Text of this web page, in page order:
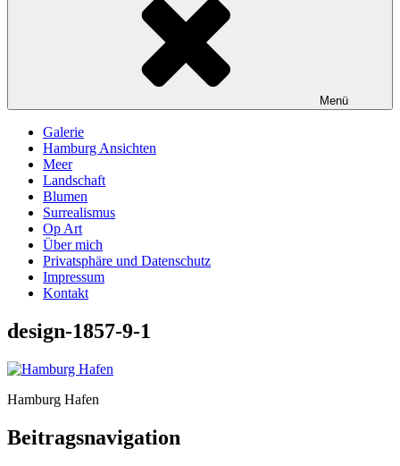
Menü
Galerie
Hamburg Ansichten
Meer
Landschaft
Blumen
Surrealismus
Op Art
Über mich
Privatsphäre und Datenschutz
Impressum
Kontakt
design-1857-9-1
Hamburg Hafen
Beitragsnavigation